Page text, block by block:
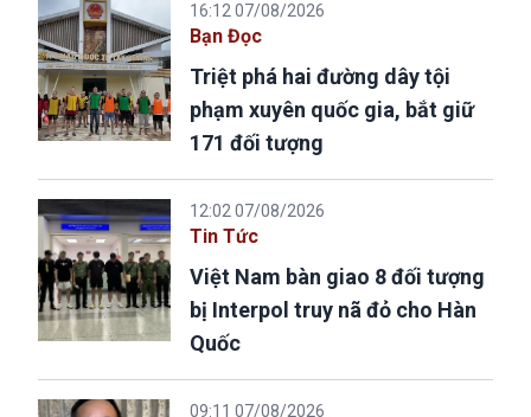
16:12 07/08/2026
Bạn Đọc
Triệt phá hai đường dây tội
phạm xuyên quốc gia, bắt giữ
171 đối tượng
12:02 07/08/2026
Tin Tức
Việt Nam bàn giao 8 đối tượng
bị Interpol truy nã đỏ cho Hàn
Quốc
09:11 07/08/2026